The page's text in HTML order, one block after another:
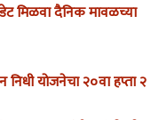
मिळवा दैनिक मावळच्या
निधी योजनेचा २०वा हप्ता २